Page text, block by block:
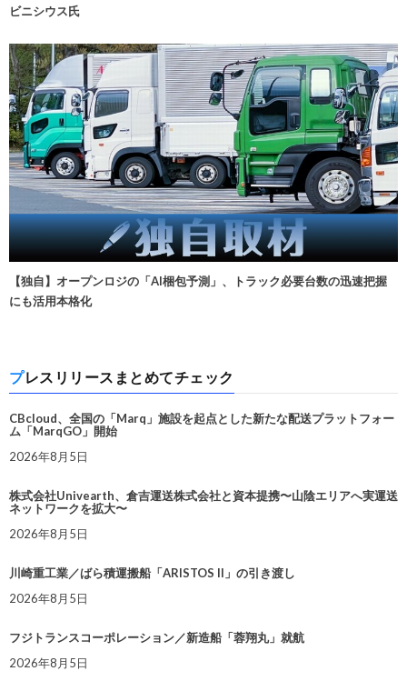
ビニシウス氏
【独自】オープンロジの「AI梱包予測」、トラック必要台数の迅速把握
にも活用本格化
プレスリリースまとめてチェック
CBcloud、全国の「Marq」施設を起点とした新たな配送プラットフォー
ム「MarqGO」開始
2026年8月5日
株式会社Univearth、倉吉運送株式会社と資本提携〜山陰エリアへ実運送
ネットワークを拡大〜
2026年8月5日
川崎重工業／ばら積運搬船「ARISTOS II」の引き渡し
2026年8月5日
フジトランスコーポレーション／新造船「蓉翔丸」就航
2026年8月5日